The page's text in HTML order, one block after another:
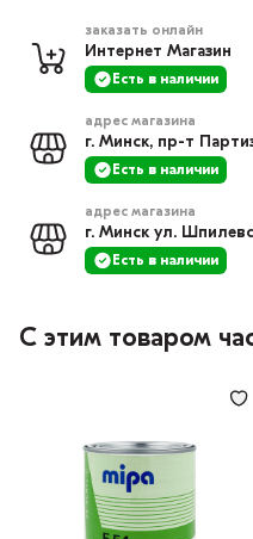
заказать онлайн
Интернет Магазин
Есть в наличии
адрес магазина
г. Минск, пр-т
Есть в наличии
адрес магазина
г. Минск ул.
Есть в наличии
С этим товаром